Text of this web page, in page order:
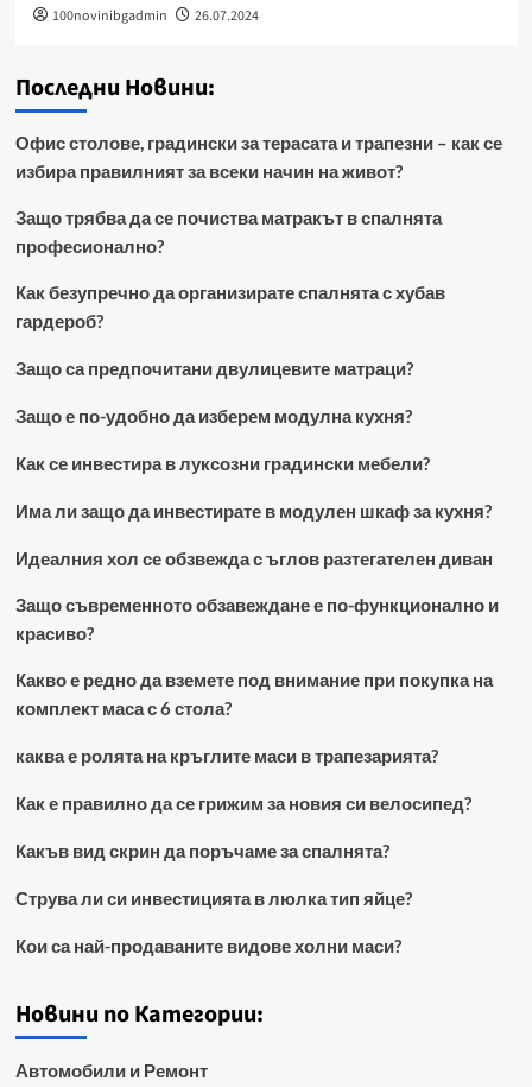
100novinibgadmin 26.07.2024
Последни Новини:
Офис столове, градински за терасата и трапезни – как се
избира правилният за всеки начин на живот?
Защо трябва да се почиства матракът в спалнята
професионално?
Как безупречно да организирате спалнята с хубав
гардероб?
Защо са предпочитани двулицевите матраци?
Защо е по-удобно да изберем модулна кухня?
Как се инвестира в луксозни градински мебели?
Има ли защо да инвестирате в модулен шкаф за кухня?
Идеалния хол се обзвежда с ъглов разтегателен диван
Защо съвременното обзавеждане е по-функционално и
красиво?
Какво е редно да вземете под внимание при покупка на
комплект маса с 6 стола?
каква е ролята на кръглите маси в трапезарията?
Как е правилно да се грижим за новия си велосипед?
Какъв вид скрин да поръчаме за спалнята?
Струва ли си инвестицията в люлка тип яйце?
Кои са най-продаваните видове холни маси?
Новини по Категории:
Автомобили и Ремонт